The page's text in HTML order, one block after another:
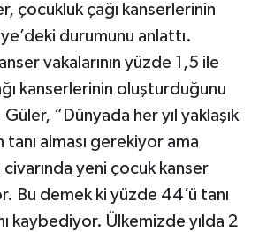
çocukluk çağı kanserlerinin
durumunu anlattı.
vakalarının yüzde 1,5 ile
kanserlerinin oluşturduğunu
“Dünyada her yıl yaklaşık
alması gerekiyor ama
yeni çocuk kanser
Bu demek ki yüzde 44’ü tanı
kaybediyor. Ülkemizde yılda 2